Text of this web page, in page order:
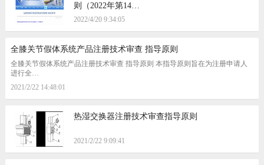
则（2022年第14…
2022/4/20 9:34:05
全膝关节假体系统产品注册技术审查 指导原则
全膝关节假体系统产品注册技术审查 指导原则 本指导原则旨在为注册申请人
进行全…
2021/2/22 14:48:01
热湿交换器注册技术审查指导原则
2021/2/22 9:09:41